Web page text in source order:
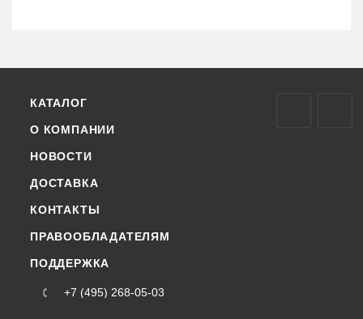
КАТАЛОГ
О КОМПАНИИ
НОВОСТИ
ДОСТАВКА
КОНТАКТЫ
ПРАВООБЛАДАТЕЛЯМ
ПОДДЕРЖКА
+7 (495) 268-05-03